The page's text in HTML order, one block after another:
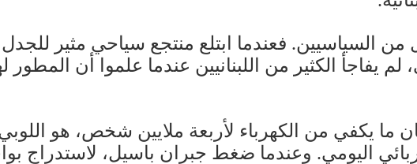
السياسيين. فعندما ابتلع منتجع سياحي مثير
الكثير من اللبنانيين عندما علموا أن المطور
ما يكفي من الكهرباء لأربعة ملايين شخص، هو
اليومي. وعندما ضغط جبران باسيل، لاستدراج